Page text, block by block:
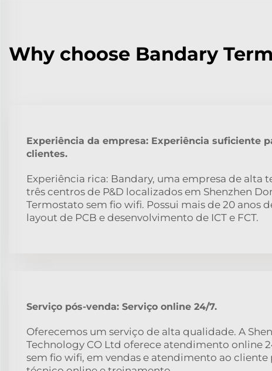
Why choose Bandary
Experiência da empresa: Experiência suficiente
clientes.
Experiência rica: Bandary, uma empresa de alta
três centros de P&D localizados em Shenzhen
Termostato sem fio wifi. Possui mais de 20 anos
layout de PCB e desenvolvimento de ICT e FCT.
Serviço pós-venda: Serviço online 24/7.
Oferecemos um serviço de alta qualidade. A
Technology CO Ltd oferece atendimento online
sem fio wifi, em vendas e atendimento ao cliente